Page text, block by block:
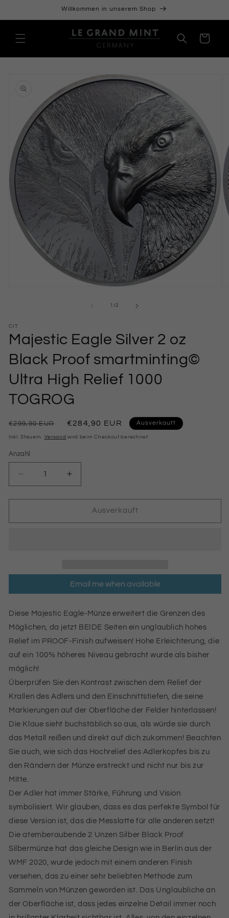
Inhalt
Willkommen in unserem Shop
Warenkorb
1 /von
2
CIT
Majestic Eagle Silver 2 oz
Black Proof smartminting©
Ultra High Relief 1000
TOGROG
Normaler
Preis
€299,90 EUR Verkaufspreis
€284,90 EUR Ausverkauft
Inkl. Steuern. Versand wird beim Checkout berechnet
Anzahl
Anzahl
Verringere
die
Menge
Majestic
Black
smartminting©
High
Relief
1000
TOGROG
Erhöhe
die
Menge
Majestic
Black
Proof
smartminting©
High
Relief
1000
TOGROG
Ausverkauft
Email me when available
Diese Majestic Eagle-Münze erweitert die Grenzen des
Möglichen, da jetzt BEIDE Seiten ein unglaublich hohes
Relief im PROOF-Finish aufweisen! Hohe Erleichterung, die
auf ein 100% höheres Niveau gebracht wurde als bisher
möglich!
Überprüfen Sie den Kontrast zwischen dem Relief der
Krallen des Adlers und den Einschnittstiefen, die seine
Markierungen auf der Oberfläche der Felder hinterlassen!
Die Klaue sieht buchstäblich so aus, als würde sie durch
das Metall reißen und direkt auf dich zukommen! Beachten
Sie auch, wie sich das Hochrelief des Adlerkopfes bis zu
den Rändern der Münze erstreckt und nicht nur bis zur
Mitte.
Der Adler hat immer Stärke, Führung und Vision
symbolisiert. Wir glauben, dass es das perfekte Symbol für
diese Version ist, das die Messlatte für alle anderen setzt!
Die atemberaubende 2 Unzen Silber Black Proof
Silbermünze hat das gleiche Design wie in Berlin aus der
WMF 2020, wurde jedoch mit einem anderen Finish
versehen, das zu einer sehr beliebten Methode zum
Sammeln von Münzen geworden ist. Das Unglaubliche an
der Oberfläche ist, dass jedes einzelne Detail immer noch